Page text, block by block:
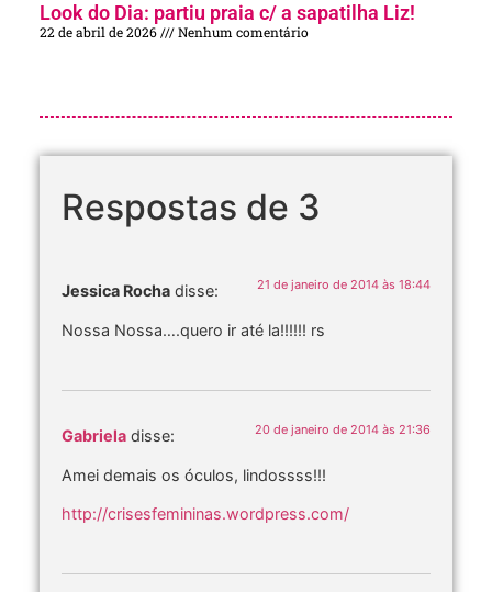
Look do Dia: partiu praia c/ a sapatilha Liz!
22 de abril de 2026 Nenhum comentário
Respostas de 3
Jessica Rocha disse: 21 de janeiro de 2014 às 18:44
Nossa Nossa….quero ir até la!!!!!! rs
Gabriela disse: 20 de janeiro de 2014 às 21:36
Amei demais os óculos, lindossss!!!
http://crisesfemininas.wordpress.com/